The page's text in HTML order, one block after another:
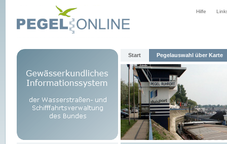
Hilfe
Start Pegelauswahl über Karte